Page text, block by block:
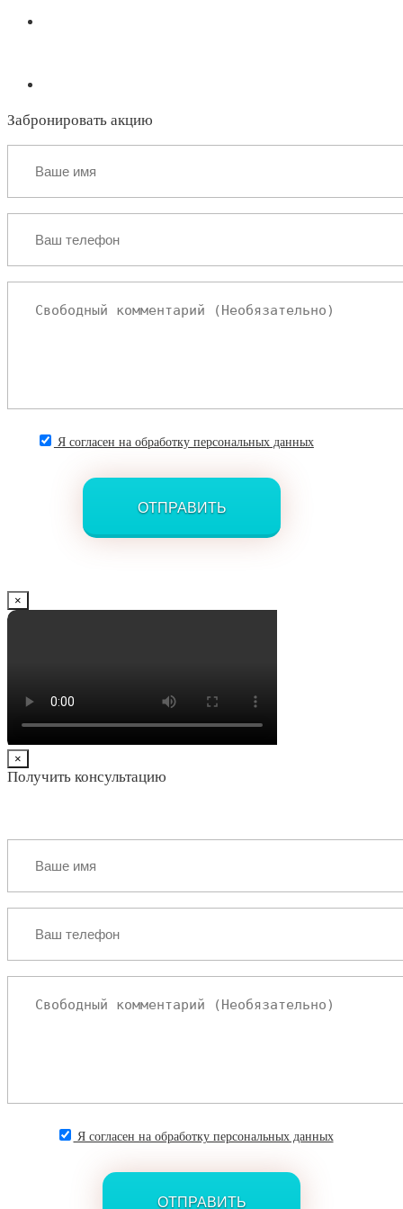
Забронировать акцию
Я согласен на обработку персональных данных
×
×
Получить консультацию
Я согласен на обработку персональных данных